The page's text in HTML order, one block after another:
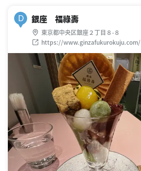
D 銀座 福祿壽
東京都中央区銀座２丁目８-８
https://www.ginzafukurokuju.com/